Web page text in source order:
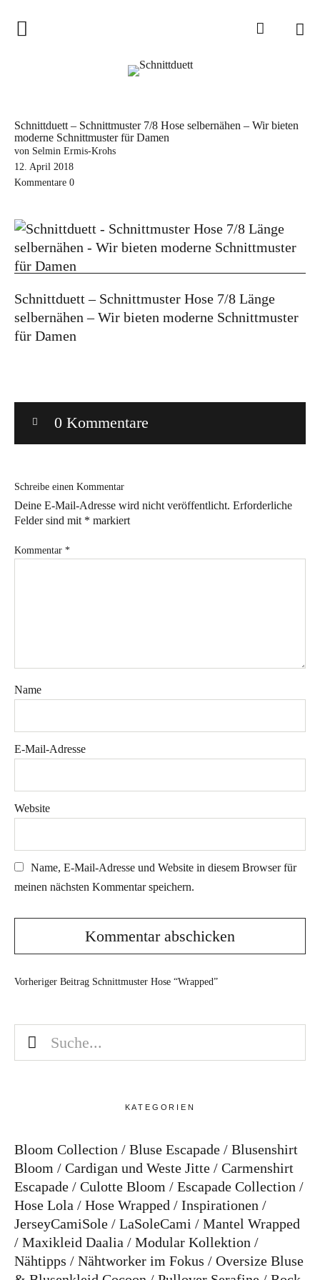
Home
Schnittduett Magazin
Sewalong
Wir sagen Danke und Good
&
Schnittduett – Schnittmuster 7/8 Hose selbernähen – Wir bieten
moderne Schnittmuster für Damen
von Selmin Ermis-Krohs
12. April 2018
Kommentare 0
Schnittduett – Schnittmuster Hose 7/8 Länge
selbernähen – Wir bieten moderne Schnittmuster
für Damen
0 Kommentare
Schreibe einen Kommentar
Deine E-Mail-Adresse wird nicht veröffentlicht. Erforderliche
Felder sind mit * markiert
Kommentar *
Name
E-Mail-Adresse
Website
Name, E-Mail-Adresse und Website in diesem Browser für
meinen nächsten Kommentar speichern.
Vorheriger Beitrag Schnittmuster Hose “Wrapped”
KATEGORIEN
Bloom Collection Bluse Escapade
Blusenshirt
Bloom
Cardigan und Weste Jitte
Carmenshirt
Escapade
Culotte Bloom
Escapade Collection
Hose Lola
Hose Wrapped
Inspirationen
JerseyCamiSole
LaSoleCami
Mantel Wrapped
Maxikleid Daalia
Modular Kollektion
Nähtipps
Nähtworker im Fokus
Oversize Bluse